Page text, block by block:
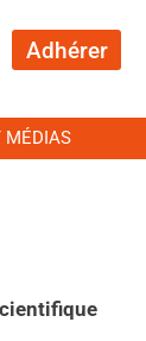
Adhérer
MÉDIAS